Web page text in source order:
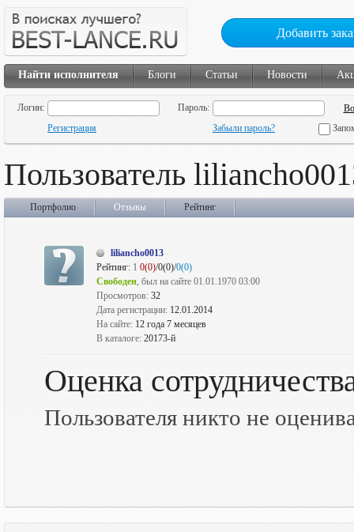
Добавить
Найти исполнителя Блоги Статьи Новости
Логин:
Пароль:
Регистрация
Забыли пароль?
Пользователь
Портфолио Отзывы Рейтинг
liliancho0013
Рейтинг: 1 0(0)/0(0)/0(0)
Свободен, был на сайте 01.01.1970 03:00
Просмотров: 32
Дата регистрации: 12.01.2014
На сайте: 12 года 7 месяцев
В каталоге: 20173-й
Оценка
Пользователя никто не